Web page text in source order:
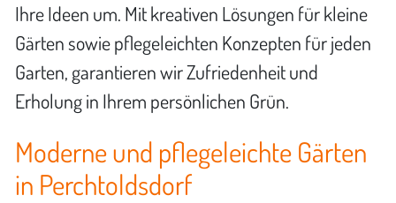
Ihre Ideen um. Mit kreativen Lösungen für kleine
Gärten sowie pflegeleichten Konzepten für jeden
Garten, garantieren wir Zufriedenheit und
Erholung in Ihrem persönlichen Grün.
Moderne und pflegeleichte Gärten
in Perchtoldsdorf